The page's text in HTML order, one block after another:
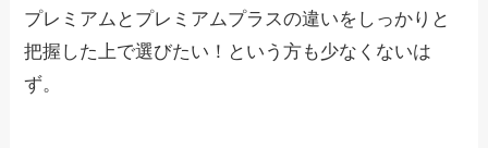
プレミアムとプレミアムプラスの違いをしっかりと
把握した上で選びたい！という方も少なくないは
ず。